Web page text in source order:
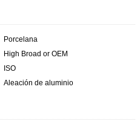
Porcelana
High Broad or OEM
ISO
Aleación de aluminio